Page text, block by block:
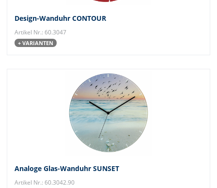
Design-Wanduhr CONTOUR
Artikel Nr.: 60.3047
+ VARIANTEN
Analoge Glas-Wanduhr SUNSET
Artikel Nr.: 60.3042.90